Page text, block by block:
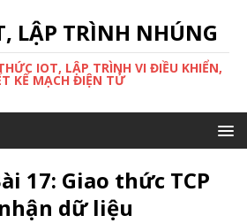
LẬP TRÌNH NHÚNG
IOT, LẬP TRÌNH VI ĐIỀU KHIỂN,
KẾ MẠCH ĐIỆN TỬ
17: Giao thức TCP
dữ liệu